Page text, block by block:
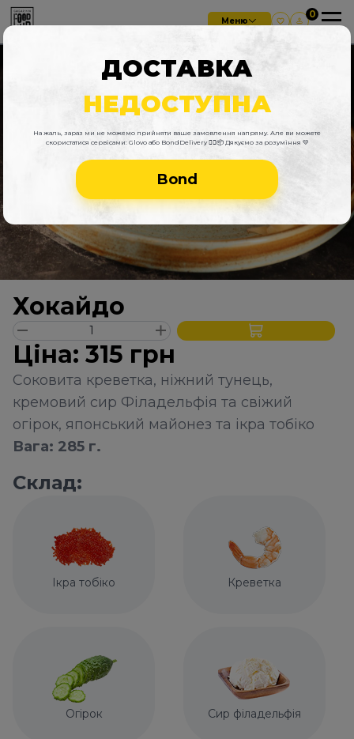
ДОСТАВКА
НЕДОСТУПНА
На жаль, зараз ми не можемо прийняти ваше замовлення напряму. Але ви можете
скористатися сервісами: Glovo або BondDelivery 🚴‍♂️📦 Дякуємо за розуміння 💛
Bond
Меню
Хокайдо
Ціна: 315 грн
Соковита креветка, ніжний тунець,
кремовий сир Філадельфія та свіжий
огірок, японський майонез та ікра тобіко
Вага: 285 г.
Склад:
Ікра тобіко Креветка
Огірок Сир філадельфія